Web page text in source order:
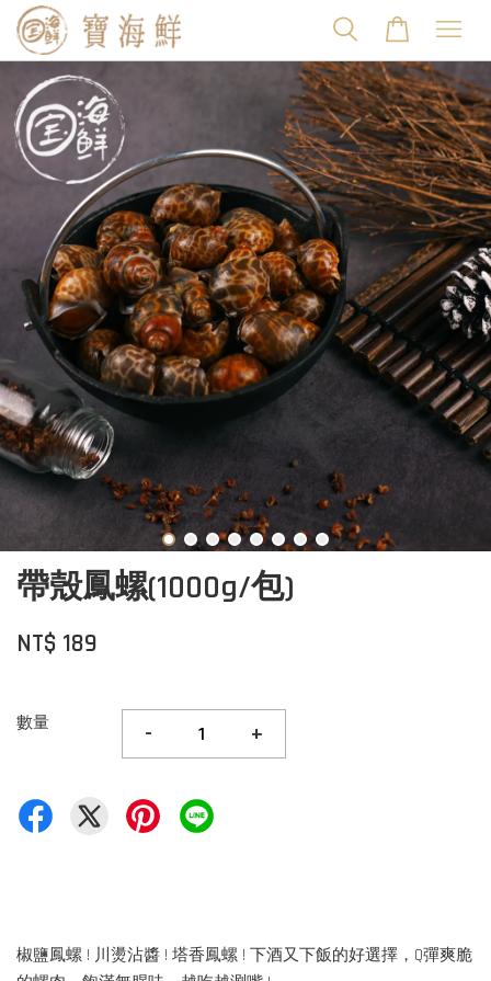
帶殼鳳螺(1000g/包)
NT$ 189
數量 - +
椒鹽鳳螺 ! 川燙沾醬 ! 塔香鳳螺 ! 下酒又下飯的好選擇，Q彈爽脆